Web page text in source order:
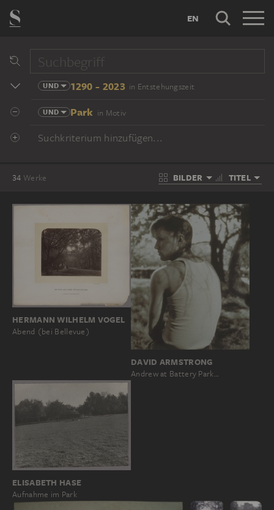
EN
UND 1290 - 2023 in Entstehungszeit
UND Park in Motiv
Suchkriterium hinzufügen...
34 Werke BILDER TITEL
HERMANN WILHELM VOGEL
Abend (bei Bellevue)
DAVID ARMSTRONG
Andrew at Battery Park…
ELISABETH HASE
Aufnahme im Park